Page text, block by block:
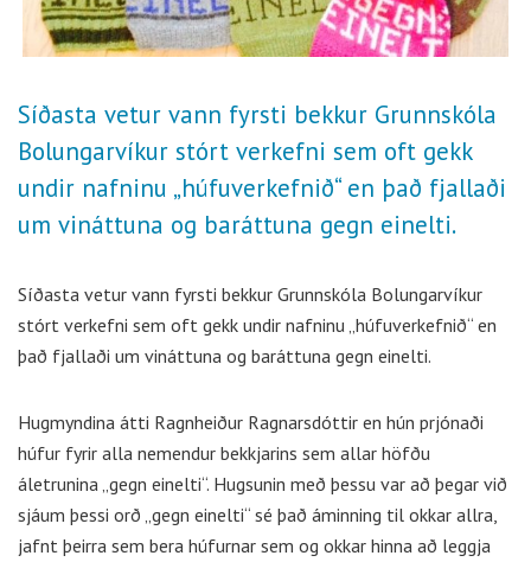
Síðasta vetur vann fyrsti bekkur Grunnskóla
Bolungarvíkur stórt verkefni sem oft gekk
undir nafninu „húfuverkefnið“ en það fjallaði
um vináttuna og baráttuna gegn einelti.
Síðasta vetur vann fyrsti bekkur Grunnskóla Bolungarvíkur
stórt verkefni sem oft gekk undir nafninu „húfuverkefnið“ en
það fjallaði um vináttuna og baráttuna gegn einelti.
Hugmyndina átti Ragnheiður Ragnarsdóttir en hún prjónaði
húfur fyrir alla nemendur bekkjarins sem allar höfðu
áletrunina „gegn einelti“. Hugsunin með þessu var að þegar við
sjáum þessi orð „gegn einelti“ sé það áminning til okkar allra,
jafnt þeirra sem bera húfurnar sem og okkar hinna að leggja